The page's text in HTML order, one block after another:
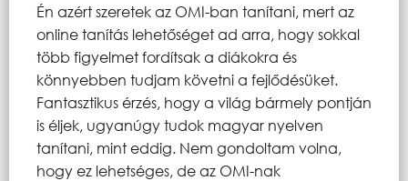
Én azért szeretek az OMI-ban tanítani, mert az
online tanítás lehetőséget ad arra, hogy sokkal
több figyelmet fordítsak a diákokra és
könnyebben tudjam követni a fejlődésüket.
Fantasztikus érzés, hogy a világ bármely pontján
is éljek, ugyanúgy tudok magyar nyelven
tanítani, mint eddig. Nem gondoltam volna,
hogy ez lehetséges, de az OMI-nak